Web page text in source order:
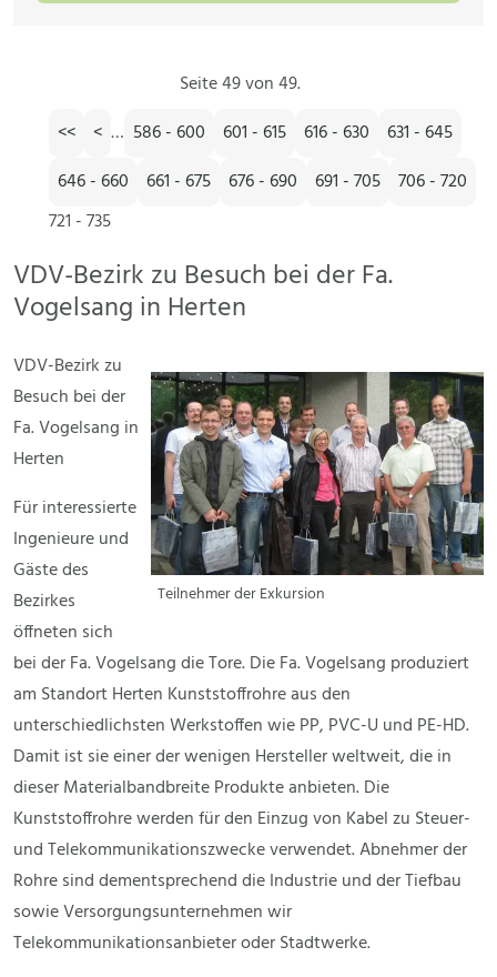
Seite 49 von 49.
<<
< … 586 - 600 601 - 615 616 - 630
631 - 645
646 - 660
661 - 675 676 - 690 691 - 705
706 - 720
721 - 735
VDV-Bezirk zu Besuch bei der Fa.
Vogelsang in Herten
Teilnehmer der Exkursion
VDV-Bezirk zu
Besuch bei der
Fa. Vogelsang in
Herten
Für interessierte
Ingenieure und
Gäste des
Bezirkes
öffneten sich
bei der Fa. Vogelsang die Tore. Die Fa. Vogelsang produziert
am Standort Herten Kunststoffrohre aus den
unterschiedlichsten Werkstoffen wie PP, PVC-U und PE-HD.
Damit ist sie einer der wenigen Hersteller weltweit, die in
dieser Materialbandbreite Produkte anbieten. Die
Kunststoffrohre werden für den Einzug von Kabel zu Steuer-
und Telekommunikationszwecke verwendet. Abnehmer der
Rohre sind dementsprechend die Industrie und der Tiefbau
sowie Versorgungsunternehmen wir
Telekommunikationsanbieter oder Stadtwerke.